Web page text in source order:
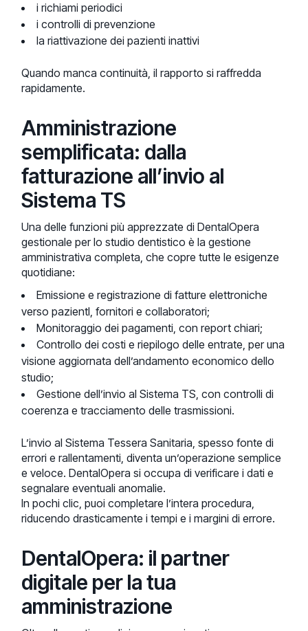
i richiami periodici
i controlli di prevenzione
la riattivazione dei pazienti inattivi
Quando manca continuità, il rapporto si raffredda
rapidamente.
Amministrazione
semplificata: dalla
fatturazione all’invio al
Sistema TS
Una delle funzioni più apprezzate di DentalOpera
gestionale per lo studio dentistico è la gestione
amministrativa completa, che copre tutte le esigenze
quotidiane:
Emissione e registrazione di fatture elettroniche
verso pazientI, fornitori e collaboratori;
Monitoraggio dei pagamenti, con report chiari;
Controllo dei costi e riepilogo delle entrate, per una
visione aggiornata dell’andamento economico dello
studio;
Gestione dell’invio al Sistema TS, con controlli di
coerenza e tracciamento delle trasmissioni.
L’invio al Sistema Tessera Sanitaria, spesso fonte di
errori e rallentamenti, diventa un’operazione semplice
e veloce. DentalOpera si occupa di verificare i dati e
segnalare eventuali anomalie.
In pochi clic, puoi completare l’intera procedura,
riducendo drasticamente i tempi e i margini di errore.
DentalOpera: il partner
digitale per la tua
amministrazione